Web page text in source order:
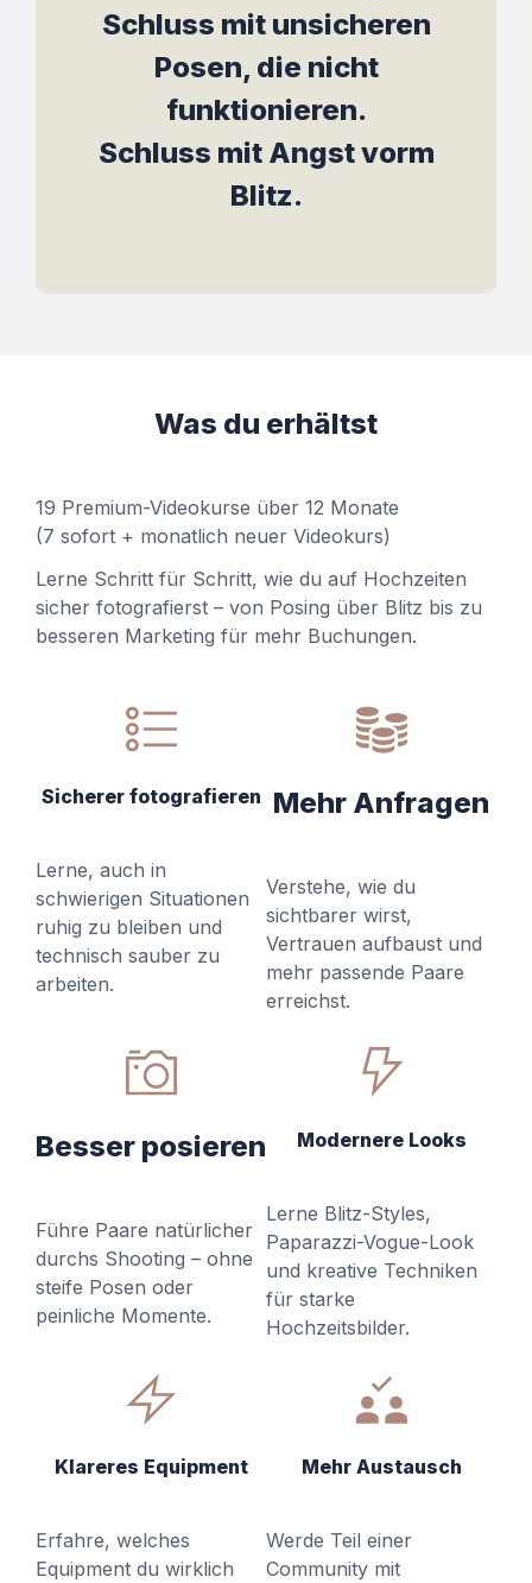
Schluss mit unsicheren
Posen, die nicht
funktionieren.
Schluss mit Angst vorm
Blitz.
Was du erhältst
19 Premium-Videokurse über 12 Monate
(7 sofort + monatlich neuer Videokurs)
Lerne Schritt für Schritt, wie du auf Hochzeiten
sicher fotografierst – von Posing über Blitz bis zu
besseren Marketing für mehr Buchungen.
Sicherer fotografieren
Lerne, auch in
schwierigen Situationen
ruhig zu bleiben und
technisch sauber zu
arbeiten.
Mehr Anfragen
Verstehe, wie du
sichtbarer wirst,
Vertrauen aufbaust und
mehr passende Paare
erreichst.
Besser posieren
Führe Paare natürlicher
durchs Shooting – ohne
steife Posen oder
peinliche Momente.
Modernere Looks
Lerne Blitz-Styles,
Paparazzi-Vogue-Look
und kreative Techniken
für starke
Hochzeitsbilder.
Klareres Equipment
Erfahre, welches
Equipment du wirklich
Mehr Austausch
Werde Teil einer
Community mit